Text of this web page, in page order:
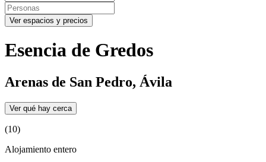
Ver espacios y precios
Esencia de Gredos
Arenas de San Pedro, Ávila
Ver qué hay cerca
(10)
Alojamiento entero